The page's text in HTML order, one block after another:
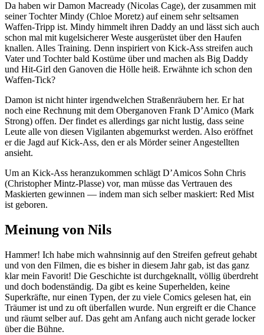
Da haben wir Damon Macready (Nicolas Cage), der zusammen mit
seiner Tochter Mindy (Chloe Moretz) auf einem sehr seltsamen
Waffen-Tripp ist. Mindy himmelt ihren Daddy an und lässt sich auch
schon mal mit kugelsicherer Weste ausgerüstet über den Haufen
knallen. Alles Training. Denn inspiriert von Kick-Ass streifen auch
Vater und Tochter bald Kostüme über und machen als Big Daddy
und Hit-Girl den Ganoven die Hölle heiß. Erwähnte ich schon den
Waffen-Tick?
Damon ist nicht hinter irgendwelchen Straßenräubern her. Er hat
noch eine Rechnung mit dem Oberganoven Frank D’Amico (Mark
Strong) offen. Der findet es allerdings gar nicht lustig, dass seine
Leute alle von diesen Vigilanten abgemurkst werden. Also eröffnet
er die Jagd auf Kick-Ass, den er als Mörder seiner Angestellten
ansieht.
Um an Kick-Ass heranzukommen schlägt D’Amicos Sohn Chris
(Christopher Mintz-Plasse) vor, man müsse das Vertrauen des
Maskierten gewinnen — indem man sich selber maskiert: Red Mist
ist geboren.
Meinung von Nils
Hammer! Ich habe mich wahnsinnig auf den Streifen gefreut gehabt
und von den Filmen, die es bisher in diesem Jahr gab, ist das ganz
klar mein Favorit! Die Geschichte ist durchgeknallt, völlig überdreht
und doch bodenständig. Da gibt es keine Superhelden, keine
Superkräfte, nur einen Typen, der zu viele Comics gelesen hat, ein
Träumer ist und zu oft überfallen wurde. Nun ergreift er die Chance
und räumt selber auf. Das geht am Anfang auch nicht gerade locker
über die Bühne.